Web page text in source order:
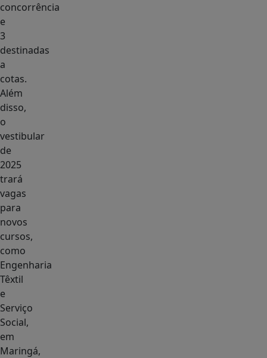
concorrência
e
3
destinadas
a
cotas.
Além
disso,
o
vestibular
de
2025
trará
vagas
para
novos
cursos,
como
Engenharia
Têxtil
e
Serviço
Social,
em
Maringá,